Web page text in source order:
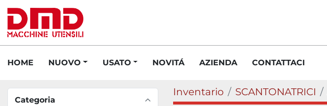
HOME NUOVO USATO NOVITÁ AZIENDA CONTATTACI
Categoria
Inventario SCANTONATRICI